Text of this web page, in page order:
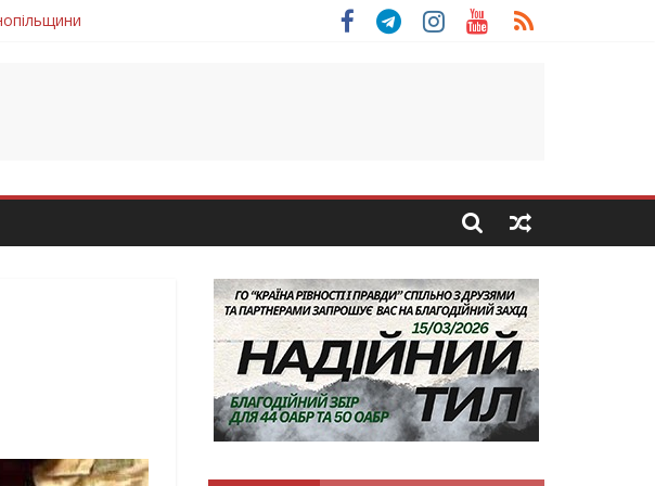
дому «на щиті»
Паламарчук
захисник Михайло Скоробогатий з Тернопільщини